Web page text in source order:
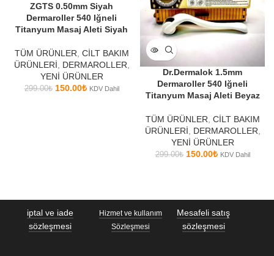
ZGTS 0.50mm Siyah
Dermaroller 540 Iğneli
Titanyum Masaj Aleti Siyah
TÜM ÜRÜNLER CİLT BAKIM
ÜRÜNLERİ
DERMAROLLER
YENİ ÜRÜNLER
299.00₺ 150.00₺ KDV Dahil
Dr.Dermalok 1.5mm
Dermaroller 540 Iğneli
Titanyum Masaj Aleti Beyaz
TÜM ÜRÜNLER, CİLT BAKIM
ÜRÜNLERİ, DERMAROLLER,
YENİ ÜRÜNLER
299.00₺ 150.00₺ KDV Dahil
iptal ve iade
sözleşmesi
Hizmet ve kullanım
Sözleşmesi
Mesafeli satış
sözleşmesi